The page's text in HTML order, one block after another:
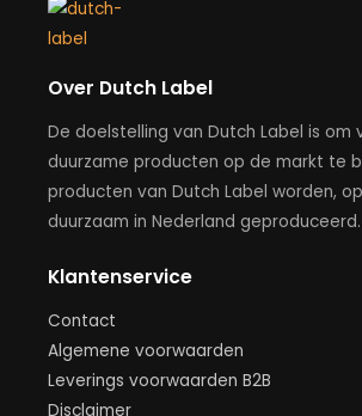
Over Dutch Label
De doelstelling van Dutch Label is om
duurzame producten op de markt te
producten van Dutch Label worden,
duurzaam in Nederland geproduceerd.
Klantenservice
Contact
Algemene voorwaarden
Leverings voorwaarden B2B
Disclaimer